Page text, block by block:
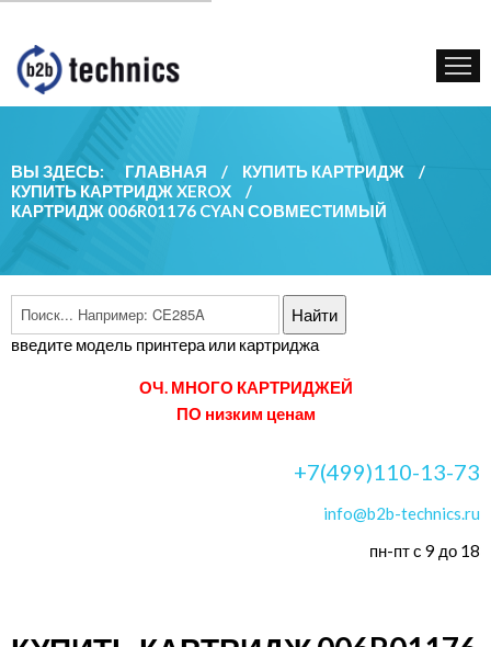
КУПИТЬ КАРТРИДЖ
ГОС. УЧРЕЖДЕНИЯМ
КОНТАКТЫ
ВЫ ЗДЕСЬ: ГЛАВНАЯ / КУПИТЬ КАРТРИДЖ
/
КУПИТЬ КАРТРИДЖ XEROX
/
КАРТРИДЖ 006R01176 CYAN СОВМЕСТИМЫЙ
введите модель принтера или картриджа
ОЧ. МНОГО КАРТРИДЖЕЙ
ПО низким ценам
+7(499)110-13-73
info@b2b-technics.ru
пн-пт с 9 до 18